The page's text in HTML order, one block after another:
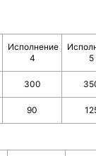
Исполнение
4
5
300
90